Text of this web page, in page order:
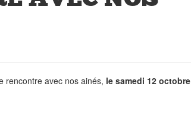
rencontre avec nos ainés, le samedi 12 octobre